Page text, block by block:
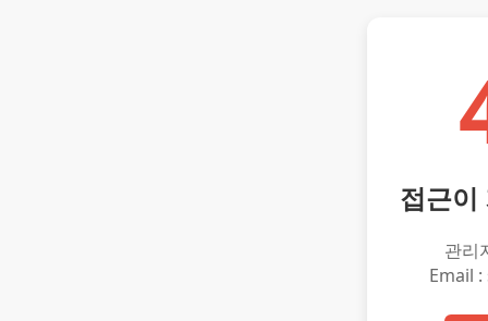
접근이
관리
Email